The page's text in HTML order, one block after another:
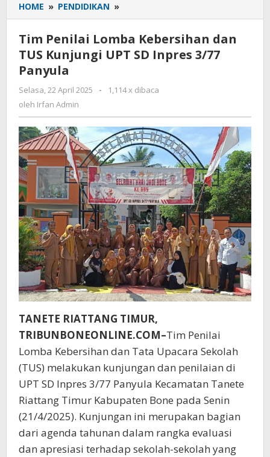
HOME » PENDIDIKAN »
Penilai
Lomba
Kebersihan
dan
UPT
Inpres
3/77
Panyula
Tim Penilai Lomba Kebersihan dan
TUS Kunjungi UPT SD Inpres 3/77
Panyula
Selasa, 22 April 2025
oleh
-
1,114 x dibaca
oleh Irfan Admin
TANETE RIATTANG TIMUR,
TRIBUNBONEONLINE.COM–Tim Penilai
Lomba Kebersihan dan Tata Upacara Sekolah
(TUS) melakukan kunjungan dan penilaian di
UPT SD Inpres 3/77 Panyula Kecamatan Tanete
Riattang Timur Kabupaten Bone pada Senin
(21/4/2025). Kunjungan ini merupakan bagian
dari agenda tahunan dalam rangka evaluasi
dan apresiasi terhadap sekolah-sekolah yang